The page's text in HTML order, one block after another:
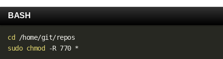
BASH
cd
sudo chmod